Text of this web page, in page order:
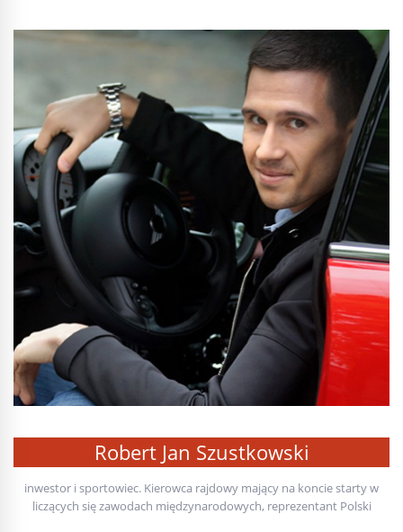
Robert Jan Szustkowski
inwestor i sportowiec. Kierowca rajdowy mający na koncie starty w
liczących się zawodach międzynarodowych, reprezentant Polski